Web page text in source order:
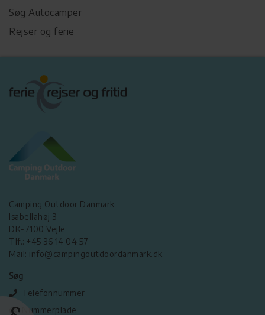
Søg Autocamper
Rejser og ferie
Camping Outdoor Danmark
Isabellahøj 3
DK-7100 Vejle
Tlf.: +45 36 14 04 57
Mail: info@campingoutdoordanmark.dk
Søg
Telefonnummer
Nummerplade